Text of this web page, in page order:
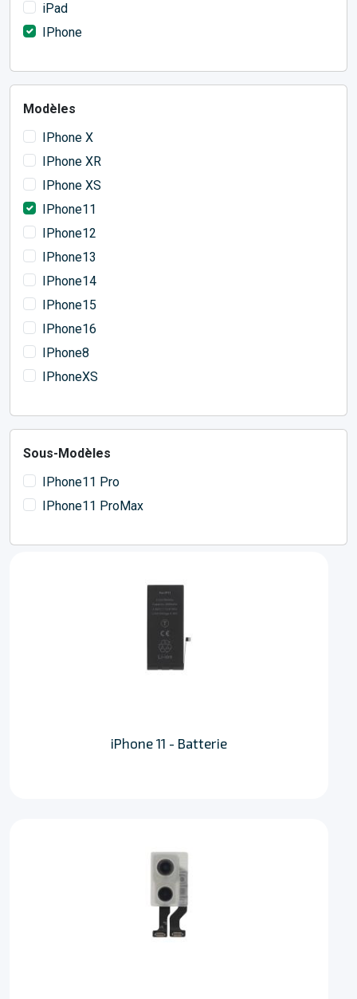
iPad
IPhone
Modèles
IPhone X
IPhone XR
IPhone XS
IPhone11
IPhone12
IPhone13
IPhone14
IPhone15
IPhone16
IPhone8
IPhoneXS
Sous-Modèles
IPhone11 Pro
IPhone11 ProMax
iPhone 11 - Batterie